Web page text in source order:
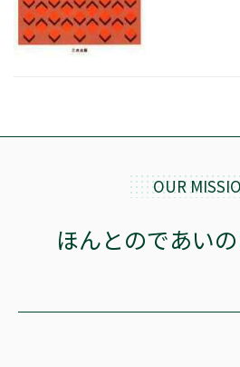
価格帯
リセット
OUR
ほんとのであい